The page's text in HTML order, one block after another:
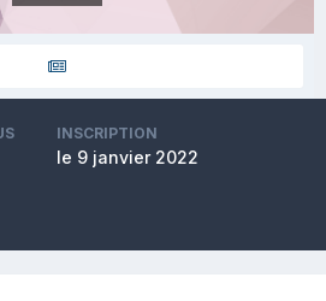
INSCRIPTION
le 9 janvier 2022